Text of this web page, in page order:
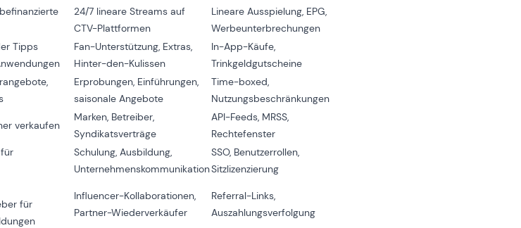
24/7 lineare Streams auf
CTV-Plattformen
Lineare Ausspielung, EPG,
Werbeunterbrechungen
Tipps
Fan-Unterstützung, Extras,
Hinter-den-Kulissen
In-App-Käufe,
Trinkgeldgutscheine
Erprobungen, Einführungen,
saisonale Angebote
Time-boxed,
Nutzungsbeschränkungen
verkaufen
Marken, Betreiber,
Syndikatsverträge
API-Feeds, MRSS,
Rechtefenster
Schulung, Ausbildung,
Unternehmenskommunikation
SSO, Benutzerrollen,
Sitzlizenzierung
für
Influencer-Kollaborationen,
Partner-Wiederverkäufer
Referral-Links,
Auszahlungsverfolgung